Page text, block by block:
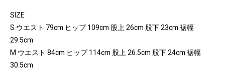
SIZE
S ウエスト 79cm ヒップ 109cm 股上 26cm 股下 23cm 裾幅
29.5cm
M ウエスト 84cm ヒップ 114cm 股上 26.5cm 股下 24cm 裾幅
30.5cm